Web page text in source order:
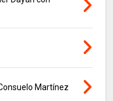
Martínez